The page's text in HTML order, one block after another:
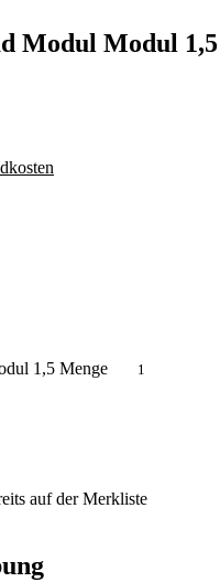
Modul Modul 1,5
1,5 Menge
auf der Merkliste